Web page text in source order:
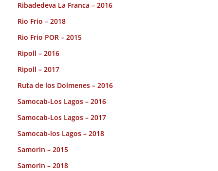
Ribadedeva La Franca – 2016
Rio Frio – 2018
Rio Frio POR – 2015
Ripoll – 2016
Ripoll – 2017
Ruta de los Dolmenes – 2016
Samocab-Los Lagos – 2016
Samocab-Los Lagos – 2017
Samocab-los Lagos – 2018
Samorin – 2015
Samorin – 2018